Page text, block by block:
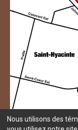
Nous utilisons des